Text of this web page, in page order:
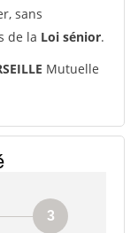
sans
de la Loi sénior.
Mutuelle